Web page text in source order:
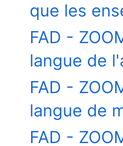
que les
FAD -
langue de
FAD -
langue de
FAD -